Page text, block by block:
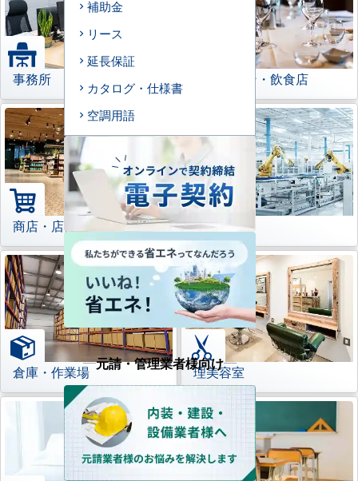
事務所 レストラン・飲食店
商店・店舗 工場
倉庫・作業場 理美容室
補助金
リース
延長保証
カタログ・仕様書
空調用語
元請・管理業者様向け